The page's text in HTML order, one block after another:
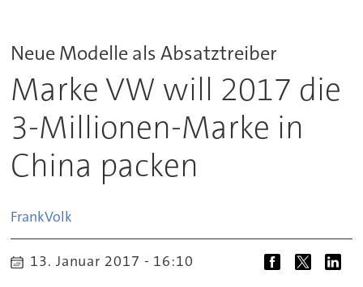
Neue Modelle als Absatztreiber
Marke VW will 2017 die
3-Millionen-Marke in
China packen
FrankVolk
13. Januar 2017 - 16:10